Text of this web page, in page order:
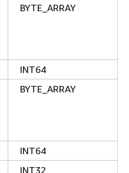
BYTE_ARRAY
INT64
BYTE_ARRAY
INT64
INT32